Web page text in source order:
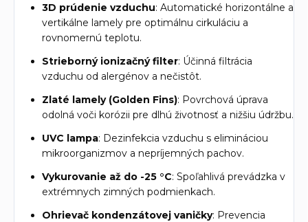
3D prúdenie vzduchu: Automatické horizontálne a
vertikálne lamely pre optimálnu cirkuláciu a
rovnomernú teplotu.
Strieborný ionizačný filter: Účinná filtrácia
vzduchu od alergénov a nečistôt.
Zlaté lamely (Golden Fins): Povrchová úprava
odolná voči korózii pre dlhú životnosť a nižšiu údržbu.
UVC lampa: Dezinfekcia vzduchu s elimináciou
mikroorganizmov a nepríjemných pachov.
Vykurovanie až do -25 °C: Spoľahlivá prevádzka v
extrémnych zimných podmienkach.
Ohrievač kondenzátovej vaničky: Prevencia